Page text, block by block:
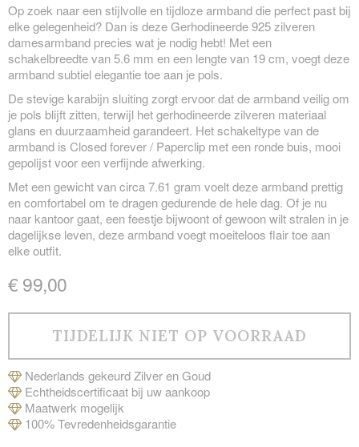
Op zoek naar een stijlvolle en tijdloze armband die perfect past bij
elke gelegenheid? Dan is deze Gerhodineerde 925 zilveren
damesarmband precies wat je nodig hebt! Met een
schakelbreedte van 5.6 mm en een lengte van 19 cm, voegt deze
armband subtiel elegantie toe aan je pols.
De stevige karabijn sluiting zorgt ervoor dat de armband veilig om
je pols blijft zitten, terwijl het gerhodineerde zilveren materiaal
glans en duurzaamheid garandeert. Het schakeltype van de
armband is Closed forever / Paperclip met een ronde buis, mooi
gepolijst voor een verfijnde afwerking.
Met een gewicht van circa 7.61 gram voelt deze armband prettig
en comfortabel om te dragen gedurende de hele dag. Of je nu
naar kantoor gaat, een feestje bijwoont of gewoon wilt stralen in je
dagelijkse leven, deze armband voegt moeiteloos flair toe aan
elke outfit.
€ 99,00
Nederlands gekeurd Zilver en Goud
Echtheidscertificaat bij uw aankoop
Maatwerk mogelijk
100% Tevredenheidsgarantie